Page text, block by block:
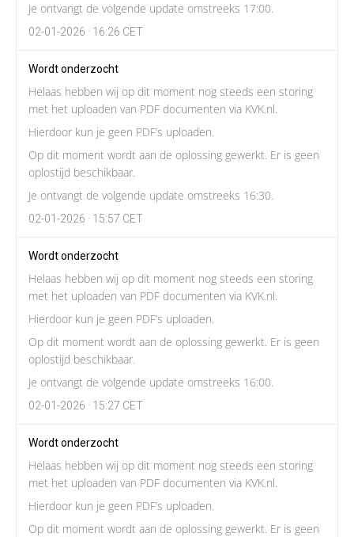
Je ontvangt de volgende update omstreeks 17:00.
02-01-2026 · 16:26 CET
Wordt onderzocht
Helaas hebben wij op dit moment nog steeds een storing
met het uploaden van PDF documenten via KVK.nl.
Hierdoor kun je geen PDF’s uploaden.
Op dit moment wordt aan de oplossing gewerkt. Er is geen
oplostijd beschikbaar.
Je ontvangt de volgende update omstreeks 16:30.
02-01-2026 · 15:57 CET
Wordt onderzocht
Helaas hebben wij op dit moment nog steeds een storing
met het uploaden van PDF documenten via KVK.nl.
Hierdoor kun je geen PDF’s uploaden.
Op dit moment wordt aan de oplossing gewerkt. Er is geen
oplostijd beschikbaar.
Je ontvangt de volgende update omstreeks 16:00.
02-01-2026 · 15:27 CET
Wordt onderzocht
Helaas hebben wij op dit moment nog steeds een storing
met het uploaden van PDF documenten via KVK.nl.
Hierdoor kun je geen PDF’s uploaden.
Op dit moment wordt aan de oplossing gewerkt. Er is geen